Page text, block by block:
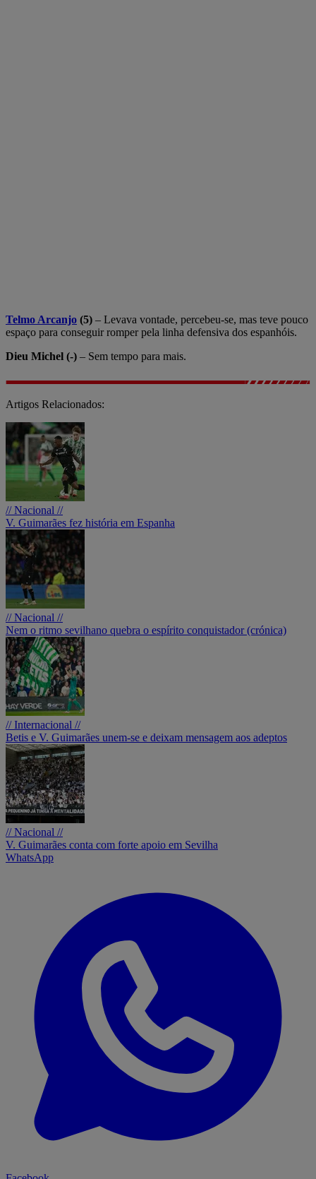
Telmo Arcanjo (5) – Levava vontade, percebeu-se, mas teve pouco
espaço para conseguir romper pela linha defensiva dos espanhóis.
Dieu Michel (-) – Sem tempo para mais.
Artigos Relacionados:
// Nacional //
V. Guimarães fez história em Espanha
// Nacional //
Nem o ritmo sevilhano quebra o espírito conquistador (crónica)
// Internacional //
Betis e V. Guimarães unem-se e deixam mensagem aos adeptos
// Nacional //
V. Guimarães conta com forte apoio em Sevilha
WhatsApp